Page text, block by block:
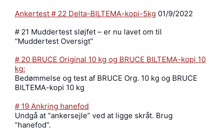
Ankertest # 22 Delta-BILTEMA-kopi-5kg 01/9/2022
# 21 Muddertest sløjfet – er nu lavet om til
“Muddertest Oversigt”
# 20 BRUCE Original 10 kg og BRUCE BILTEMA-kopi 10
kg:
Bedømmelse og test af BRUCE Org. 10 kg og BRUCE
BILTEMA-kopi 10 kg
# 19 Ankring hanefod
Undgå at “ankersejle” ved at ligge skråt. Brug
“hanefod”.